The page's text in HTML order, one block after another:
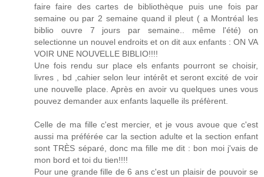
faire faire des cartes de bibliothèque puis une fois par
semaine ou par 2 semaine quand il pleut ( a Montréal les
biblio ouvre 7 jours par semaine.. même l'été) on
selectionne un nouvel endroits et on dit aux enfants : ON VA
VOIR UNE NOUVELLE BIBLIO!!!!
Une fois rendu sur place els enfants pourront se choisir,
livres , bd ,cahier selon leur intérêt et seront excité de voir
une nouvelle place. Après en avoir vu quelques unes vous
pouvez demander aux enfants laquelle ils préfèrent.
Celle de ma fille c'est mercier, et je vous avoue que c'est
aussi ma préférée car la section adulte et la section enfant
sont TRÈS séparé, donc ma fille me dit : bon moi j'vais de
mon bord et toi du tien!!!!
Pour une grande fille de 6 ans c'est un plaisir de pouvoir se